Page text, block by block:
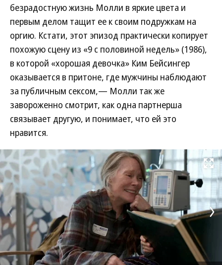
безрадостную жизнь Молли в яркие цвета и
первым делом тащит ее к своим подружкам на
оргию. Кстати, этот эпизод практически копирует
похожую сцену из «9 с половиной недель» (1986),
в которой «хорошая девочка» Ким Бейсингер
оказывается в притоне, где мужчины наблюдают
за публичным сексом,— Молли так же
завороженно смотрит, как одна партнерша
связывает другую, и понимает, что ей это
нравится.
Развернуть